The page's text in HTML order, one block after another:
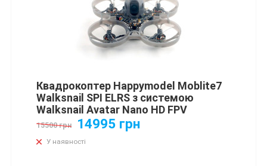
Квадрокоптер Happymodel Moblite7
Walksnail SPI ELRS з системою
Walksnail Avatar Nano HD FPV
15500 грн 14995 грн
У наявності